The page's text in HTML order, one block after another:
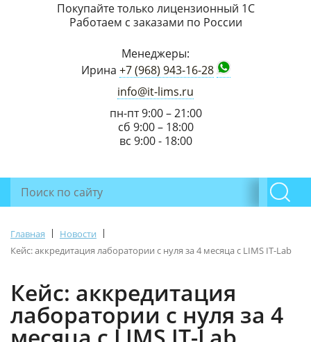
Покупайте только лицензионный 1С
Работаем с заказами по России
Менеджеры:
Ирина +7 (968) 943-16-28
info@it-lims.ru
пн-пт 9:00 – 21:00
сб 9:00 – 18:00
вс 9:00 - 18:00
Главная | Новости
|
Кейс: аккредитация лаборатории с нуля за 4 месяца с LIMS IT-Lab
Кейс: аккредитация
лаборатории с нуля за 4